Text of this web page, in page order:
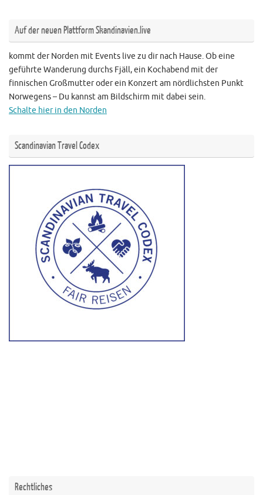
Auf der neuen Plattform Skandinavien.live
kommt der Norden mit Events live zu dir nach Hause. Ob eine
geführte Wanderung durchs Fjäll, ein Kochabend mit der
finnischen Großmutter oder ein Konzert am nördlichsten Punkt
Norwegens – Du kannst am Bildschirm mit dabei sein.
Schalte hier in den Norden
Scandinavian Travel Codex
Rechtliches